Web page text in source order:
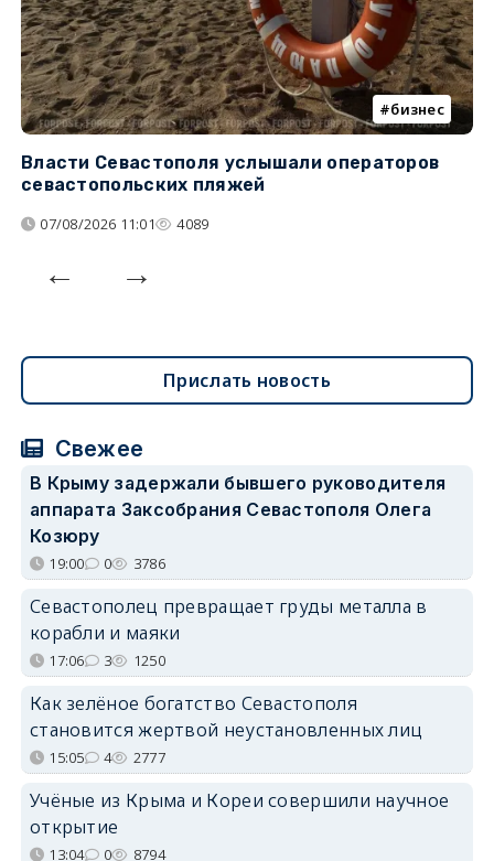
бизнес
Власти Севастополя услышали операторов
севастопольских пляжей
07/08/2026 11:01 4089
Прислать новость
Свежее
В Крыму задержали бывшего руководителя
аппарата Заксобрания Севастополя Олега
Козюру
19:00 0 3786
Севастополец превращает груды металла в
корабли и маяки
17:06 3 1250
Как зелёное богатство Севастополя
становится жертвой неустановленных лиц
15:05 4 2777
Учёные из Крыма и Кореи совершили научное
открытие
13:04 0 8794